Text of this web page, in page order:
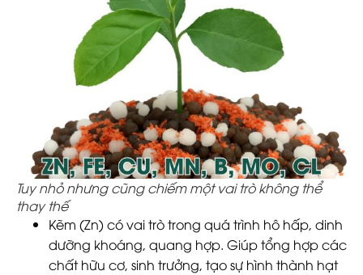
Tuy nhỏ nhưng cũng chiếm một vai trò không thể
thay thế
Kẽm (Zn) có vai trò trong quá trình hô hấp, dinh
dưỡng khoáng, quang hợp. Giúp tổng hợp các
chất hữu cơ, sinh trưởng, tạo sự hình thành hạt